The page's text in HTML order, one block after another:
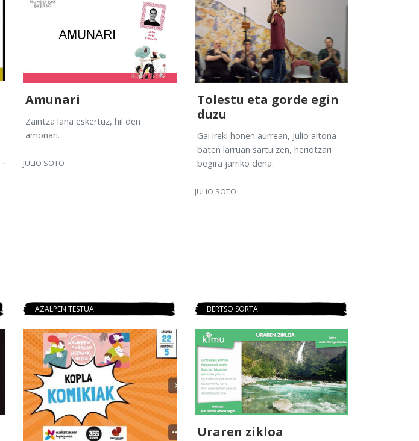
Amunari
Zaintza lana eskertuz, hil den
amonari.
JULIO SOTO
Tolestu eta gorde egin
duzu
Gai ireki honen aurrean, Julio aitona
baten larruan sartu zen, heriotzari
begira jarriko dena.
JULIO SOTO
AZALPEN TESTUA BERTSO SORTA
Uraren zikloa